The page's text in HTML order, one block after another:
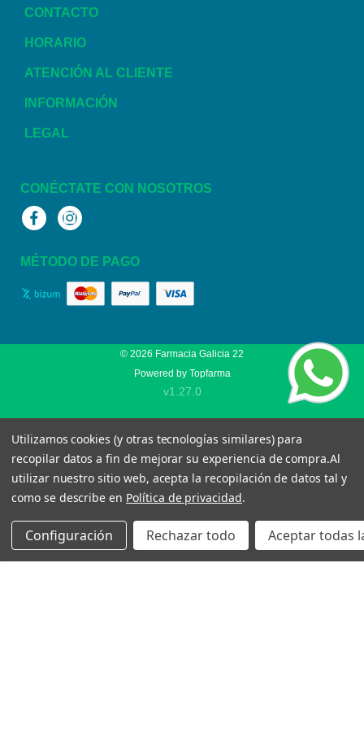
CONTACTO
HORARIO
ATENCIÓN AL CLIENTE
INFORMACIÓN
LEGAL
CONÉCTATE CON NOSOTROS
FacebookInstagram
MÉTODO DE PAGO
© 2026 Farmacia Galicia 22
Powered by Topfarma
v1.27.0
Utilizamos cookies (y otras tecnologías similares) para
recopilar datos a fin de mejorar su experiencia de compra.Al
utilizar nuestro sitio web, acepta la recopilación de datos tal y
como se describe en Política de privacidad.
Configuración Rechazar todo Aceptar todas